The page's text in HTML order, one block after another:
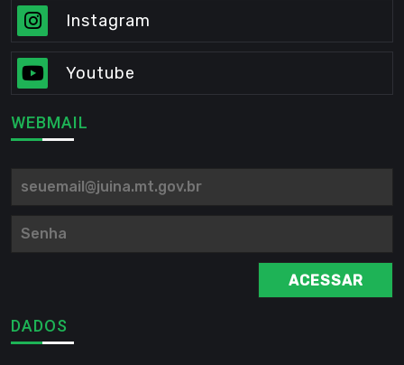
Instagram
Youtube
WEBMAIL
ACESSAR
DADOS